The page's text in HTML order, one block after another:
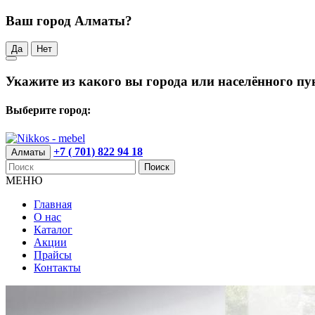
Ваш город Алматы?
Да Нет
Укажите из какого вы города или населённого
Выберите город:
Алматы +7 ( 701) 822 94 18
Поиск
МЕНЮ
Главная
О нас
Каталог
Акции
Прайсы
Контакты